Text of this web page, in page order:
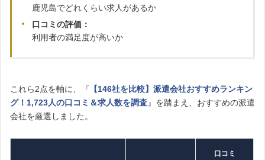
鹿児島でどれくらい求人があるか
口コミの評価：
利用者の満足度が高いか
これら2点を軸に、『 【146社を比較】派遣会社おすすめランキン
グ！1,723人の口コミ＆求人数を調査』を踏まえ、おすすめの派遣
会社を厳選しました。
口コミ